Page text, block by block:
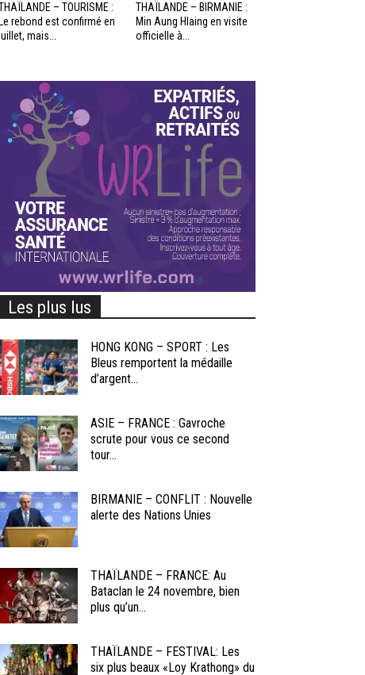
– TOURISME :
Le rebond est confirmé en
mais...
THAÏLANDE – BIRMANIE :
Min Aung Hlaing en visite
officielle à...
Les plus lus
HONG KONG – SPORT : Les
Bleus remportent la médaille
d’argent...
ASIE – FRANCE : Gavroche
scrute pour vous ce second
tour...
BIRMANIE – CONFLIT : Nouvelle
alerte des Nations Unies
THAÏLANDE – FRANCE: Au
Bataclan le 24 novembre, bien
plus qu’un...
THAÏLANDE – FESTIVAL: Les
six plus beaux «Loy Krathong» du